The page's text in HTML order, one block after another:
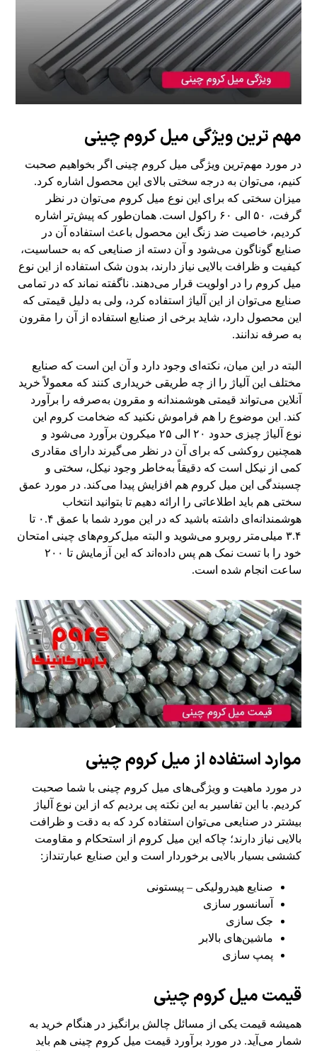
مهم ترین ویژگی میل کروم چینی
در مورد مهم‌ترین ویژگی میل کروم چینی اگر بخواهیم صحبت
کنیم، می‌توان به درجه سختی بالای این محصول اشاره کرد.
میزان سختی که برای این نوع میل کروم می‌توان در نظر
گرفت، ۵۰ الی ۶۰ راکول است. همان‌طور که پیش‌تر اشاره
کردیم، خاصیت ضد زنگ این محصول باعث استفاده آن در
صنایع گوناگون می‌شود و آن دسته از صنایعی که به حساسیت،
کیفیت و ظرافت بالایی نیاز دارند، بدون شک استفاده از این نوع
میل کروم را در اولویت قرار می‌دهند. ناگفته نماند که در تمامی
صنایع می‌توان از این آلیاژ استفاده کرد، ولی به دلیل قیمتی که
این محصول دارد، شاید برخی از صنایع استفاده از آن را مقرون
به صرفه ندانند.
البته در این میان، نکته‌ای وجود دارد و آن این است که صنایع
مختلف این آلیاژ را از چه طریقی خریداری کنند که معمولاً خرید
آنلاین می‌تواند قیمتی هوشمندانه و مقرون به‌صرفه را برآورد
کند. این موضوع را هم فراموش نکنید که ضخامت کروم این
نوع آلیاژ چیزی حدود ۲۰ الی ۲۵ میکرون برآورد می‌شود و
همچنین روکشی که برای آن در نظر می‌گیرند دارای مقادری
کمی از نیکل است که دقیقاً به‌خاطر وجود نیکل، سختی و
چسبندگی این میل کروم هم افزایش پیدا می‌کند. در مورد عمق
سختی هم باید اطلاعاتی را ارائه دهیم تا بتوانید انتخاب
هوشمندانه‌ای داشته باشید که در این مورد شما با عمق ۰.۴ تا
۳.۴ میلی‌متر روبرو می‌شوید و البته میل‌کروم‌های چینی امتحان
خود را با تست نمک هم پس داده‌اند که این آزمایش تا ۲۰۰
ساعت انجام شده است.
موارد استفاده از میل کروم چینی
در مورد ماهیت و ویژگی‌های میل کروم چینی با شما صحبت
کردیم. با این تفاسیر به این نکته پی بردیم که از این نوع آلیاژ
بیشتر در صنایعی می‌توان استفاده کرد که به دقت و ظرافت
بالایی نیاز دارند؛ چاکه این میل کروم از استحکام و مقاومت
کششی بسیار بالایی برخوردار است و این صنایع عبارتنداز:
صنایع هیدرولیکی – پیستونی
آسانسور سازی
جک سازی
ماشین‌های بالابر
پمپ سازی
قیمت میل کروم چینی
همیشه قیمت یکی از مسائل چالش ‎برانگیز در هنگام خرید به
شمار می‌آید. در مورد برآورد قیمت میل کروم چینی هم باید